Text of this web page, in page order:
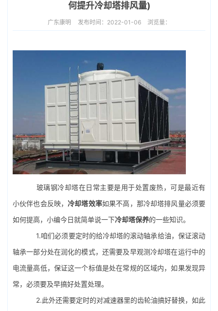
何提升冷却塔排风量)
广东康明 发布时间：2022-01-06 浏览量：
玻璃钢冷却塔在日常主要是用于处置废热，可是最近有
小伙伴也会反映，冷却塔效率如果不高，那冷却塔排风量必须要
如何提高，小编今日就简单说一下冷却塔保养的一些知识。
1.咱们必须要定时的给冷却塔的滚动轴承给油，保证滚动
轴承一部分处在润化的模式，还需要及早观测冷却塔在运行中的
电流量高低，保证这一个标值是处在常规的区域内，如果发现异
常，必须要及早搞好处置处理。
2.此外还需要定时的对减速器里的齿轮油搞好替换，如此